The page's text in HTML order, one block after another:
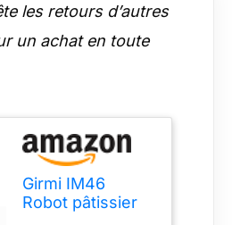
les retours d’autres
un achat en toute
Girmi IM46
Robot pâtissier